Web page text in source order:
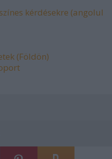
kérdésekre (angolul
(Földön)